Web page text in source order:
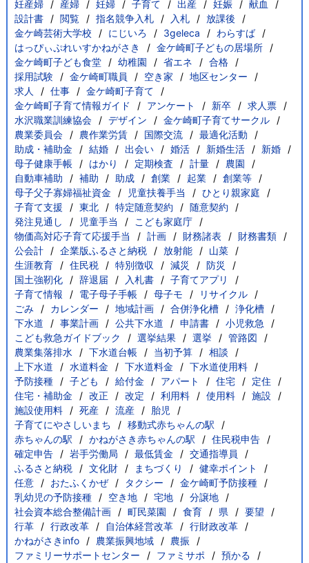
妊産婦
産婦 妊婦 子育て 出産 妊娠
献血
設計書
閲覧 指名競争入札 入札
放課後
金ケ崎芸術大学校
にじいろ 3geleca
わらすば
はっぴぃぷれいすかねがさき
金ケ崎町子どもの居場所
金ケ崎町子ども食堂
幼稚園 省エネ
合格
採用試験
金ケ崎町職員 空き家
地区センター
求人
仕事
金ケ崎町子育て
金ケ崎町子育て情報ガイド
アンケート 新卒
求人票
水沢職業訓練協会
デザイン
金ケ崎町子育てサークル
農業委員会
農作業労賃 国際交流
最適化活動
助成・補助金
結婚 出会い 婚活 新婚生活
新婚
母子健康手帳
はかり 定期検査 計量
農園
自動車補助
補助 助成 創業 起業
創業等
母子父子寡婦福祉資金
児童扶養手当
ひとり親家庭
子育て支援
東北 特定随意契約
随意契約
発注見通し
児童手当
こども家庭庁
物価高対応子育て応援手当
計画 財務諸表
財務書類
公会計
企業版ふるさと納税 放射能
山菜
生涯教育
住民税 特別徴収 減災
防災
国土強靭化
辞退届 入札書
子育てアプリ
子育て情報
電子母子手帳 母子モ
リサイクル
ごみ
カレンダー 地域計画 合併浄化槽
浄化槽
下水道
事業計画 公共下水道 申請書
小児救急
こども救急ガイドブック
選挙結果 選挙
管路図
農業集落排水
下水道台帳 当初予算
相談
上下水道
水道料金 下水道料金
下水道使用料
予防接種
子ども 給付金 アパート 住宅
定住
住宅・補助金
改正 改定 利用料 使用料
施設
施設使用料
死産 流産
胎児
子育てにやさしいまち
移動式赤ちゃんの駅
赤ちゃんの駅
かねがさき赤ちゃんの駅
住民税申告
確定申告
岩手労働局 最低賃金
交通指導員
ふるさと納税
文化財 まちづくり
健幸ポイント
任意
おたふくかぜ タクシー
金ケ崎町予防接種
乳幼児の予防接種
空き地 宅地
分譲地
社会資本総合整備計画
町民菜園 食育 県
要望
行革
行政改革 自治体経営改革
行財政改革
かねがさきinfo
農業振興地域
農振
ファミリーサポートセンター
ファミサポ
預かる